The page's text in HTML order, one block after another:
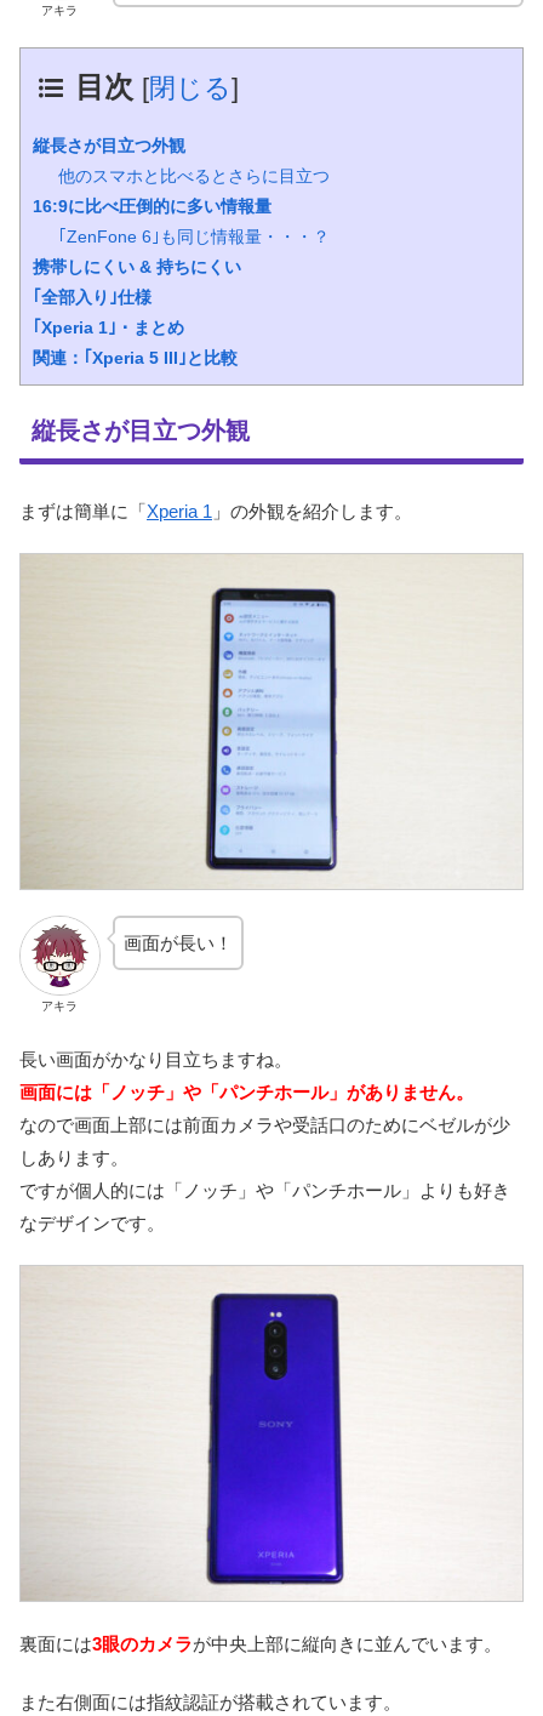
アキラ
目次 [閉じる]
縦長さが目立つ外観
他のスマホと比べるとさらに目立つ
16:9に比べ圧倒的に多い情報量
｢ZenFone 6｣も同じ情報量・・・？
携帯しにくい & 持ちにくい
｢全部入り｣仕様
｢Xperia 1｣・まとめ
関連：｢Xperia 5 III｣と比較
縦長さが目立つ外観
まずは簡単に「Xperia 1 」の外観を紹介します。
アキラ
画面が長い！
長い画面がかなり目立ちますね。
画面には「ノッチ」や「パンチホール」がありません。
なので画面上部には前面カメラや受話口のためにベゼルが少
しあります。
ですが個人的には「ノッチ」や「パンチホール」よりも好き
なデザインです。
裏面には3眼のカメラが中央上部に縦向きに並んでいます。
また右側面には指紋認証が搭載されています。